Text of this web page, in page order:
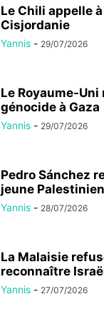
Le Chili appelle
Cisjordanie
Yannis - 29/07/2026
Le Royaume-Uni
génocide à Gaza
Yannis - 29/07/2026
Pedro Sánchez
jeune
Yannis - 28/07/2026
La Malaisie
reconnaître
Yannis - 27/07/2026